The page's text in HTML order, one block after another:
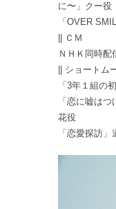
に〜」クー役
「OVER
|| ＣＭ
ＮＨＫ同時配
|| ショートム
「3年１組の
「恋に嘘は
花役
「恋愛探訪